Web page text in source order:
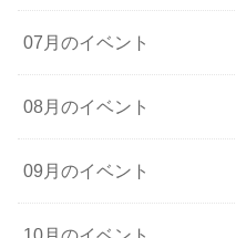
07月のイベント
08月のイベント
09月のイベント